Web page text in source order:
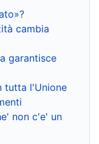
cambia
garantisce
tutta l'Unione
non c'e' un